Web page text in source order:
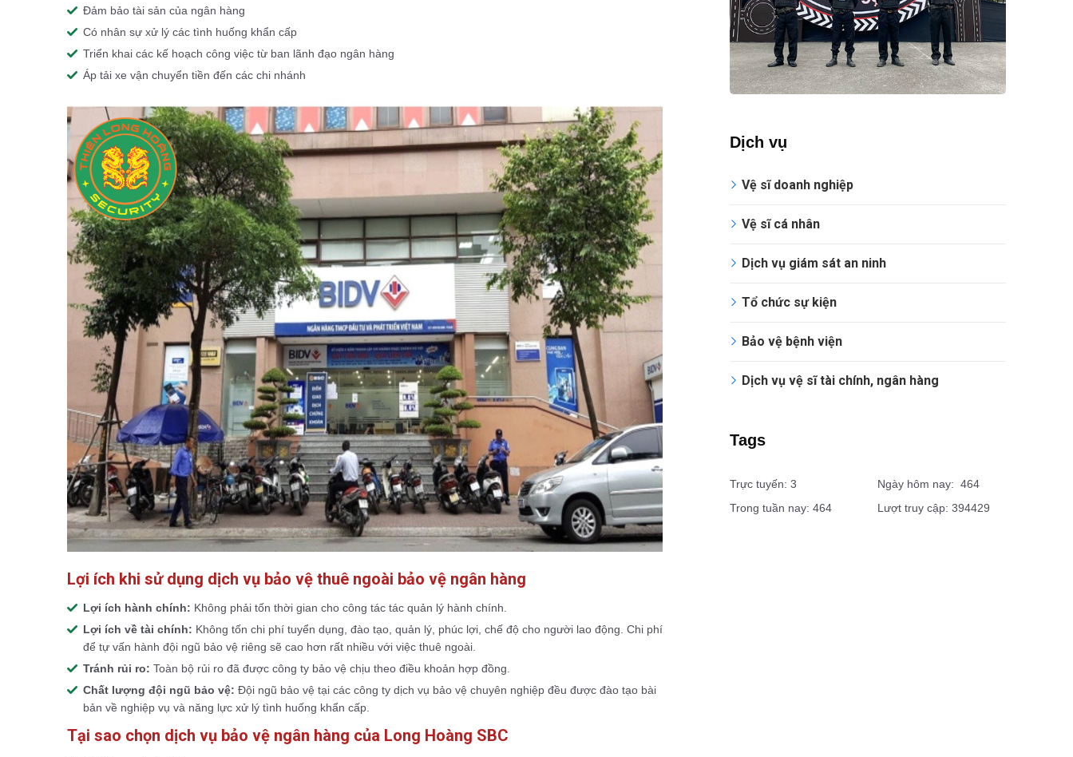
Đảm bảo tài sản của ngân hàng
Có nhân sự xử lý các tình huống khẩn cấp
Triển khai các kế hoạch công việc từ ban lãnh đạo ngân hàng
Áp tải xe vận chuyển tiền đến các chi nhánh
Lợi ích khi sử dụng dịch vụ bảo vệ thuê ngoài bảo vệ ngân hàng
Lợi ích hành chính: Không phải tốn thời gian cho công tác tác quản lý hành chính.
Lợi ích về tài chính: Không tốn chi phí tuyển dụng, đào tạo, quản lý, phúc lợi, chế độ cho người lao động. Chi phí
để tự vấn hành đội ngũ bảo vệ riêng sẽ cao hơn rất nhiều với việc thuê ngoài.
Tránh rủi ro: Toàn bộ rủi ro đã được công ty bảo vệ chịu theo điều khoản hợp đồng.
Chất lượng đội ngũ bảo vệ: Đội ngũ bảo vệ tại các công ty dịch vụ bảo vệ chuyên nghiệp đều được đào tạo bài
bản về nghiệp vụ và năng lực xử lý tình huống khẩn cấp.
Tại sao chọn dịch vụ bảo vệ ngân hàng của Long Hoàng SBC
Dịch vụ
Vệ sĩ doanh nghiệp
Vệ sĩ cá nhân
Dịch vụ giám sát an ninh
Tổ chức sự kiện
Bảo vệ bệnh viện
Dịch vụ vệ sĩ tài chính, ngân hàng
Tags
Trực tuyến: 3
Ngày hôm nay: 464
Trong tuần nay: 464
Lượt truy cập: 394429